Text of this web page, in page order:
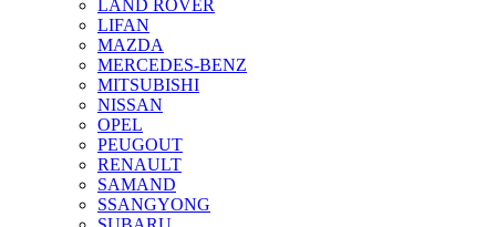
LAND ROVER
LIFAN
MAZDA
MERCEDES-BENZ
MITSUBISHI
NISSAN
OPEL
PEUGOUT
RENAULT
SAMAND
SSANGYONG